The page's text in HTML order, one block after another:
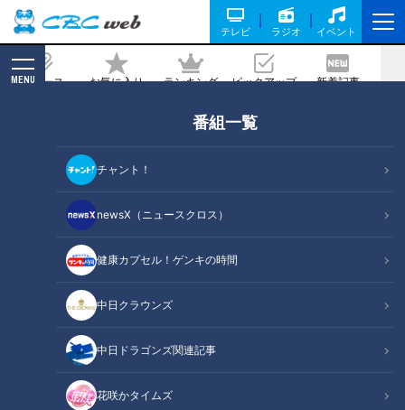
テレビ ラジオ イベント
ニュース お気に入り ランキング ピックアップ 新着記事
MENU
番組一覧
チャント！
newsX（ニュースクロス）
健康カプセル！ゲンキの時間
中日クラウンズ
中日ドラゴンズ関連記事
花咲かタイムズ
生が人を束ねるメソッド学ぶ演劇「監督
は僕です」
2023/11/15 19:00